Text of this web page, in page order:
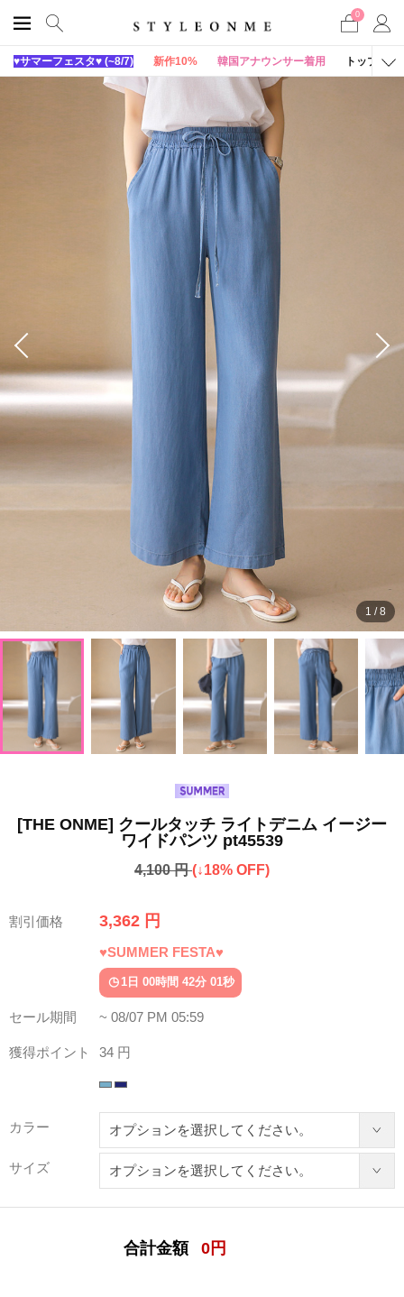
0
♥サマーフェスタ♥ (~8/7) 新作10% 韓国アナウンサー着用 トップス
1 /8
[THE ONME] クールタッチ ライトデニム イージー
ワイドパンツ pt45539
4,100 円(↓18% OFF)
割引価格 3,362 円
♥SUMMER FESTA♥
1日 00時間 41分 58秒
セール期間 ~ 08/07 PM 05:59
獲得ポイント 34 円
カラー
サイズ
合計金額 0 円